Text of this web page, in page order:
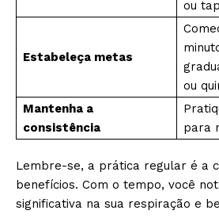
ou
Estabeleça metas
ou
Mantenha a
consistência
para
Lembre-se, a prática regular é a
benefícios. Com o tempo, você
significativa na sua respiração e